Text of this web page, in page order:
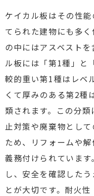
ケイカル板はその性
てられた建物にも多
の中にはアスベスト
ル板には「第1種」と
較的重い第1種はレベ
くて厚みのある第2種
類されます。この分
止対策や廃棄物とし
ため、リフォームや
義務付けられていま
し、安全を確認した
とが大切です。耐火